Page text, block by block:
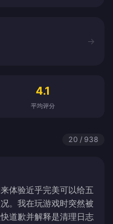
→
4.1
平均评分
20 / 938
体验近乎完美可以给五
。我在玩游戏时突然被
道歉并解释是清理日志